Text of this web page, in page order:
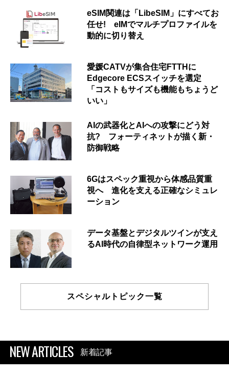
eSIM関連は「LibeSIM」にすべてお
任せ! eIMでマルチプロファイルを
動的に切り替え
愛媛CATVが集合住宅FTTHに
Edgecore ECSスイッチを選定
「コストもサイズも機能もちょうど
いい」
AIの武器化とAIへの攻撃にどう対
抗? フォーティネットが描く新・
防御戦略
6Gはスペック重視から体感品質重
視へ 進化を支える正確なシミュレ
ーション
データ基盤とデジタルツインが支え
るAI時代の自律型ネットワーク運用
スペシャルトピック一覧
NEW ARTICLES 新着記事